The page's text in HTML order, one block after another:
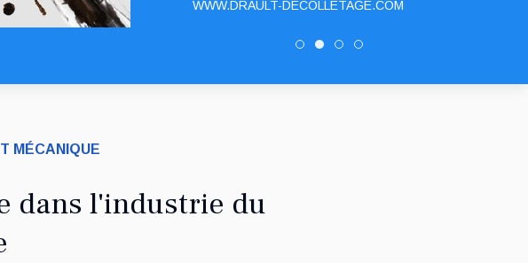
WWW.DRAULT-DECOLLETAGE.COM
MÉCANIQUE
dans l'industrie du